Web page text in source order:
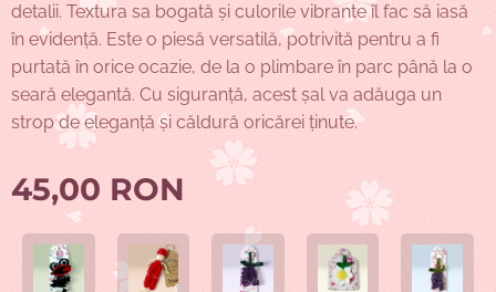
detalii. Textura sa bogată și culorile vibrante îl fac să iasă
în evidență. Este o piesă versatilă, potrivită pentru a fi
purtată în orice ocazie, de la o plimbare în parc până la o
seară elegantă. Cu siguranță, acest șal va adăuga un
strop de eleganță și căldură oricărei ținute.
45,00 RON